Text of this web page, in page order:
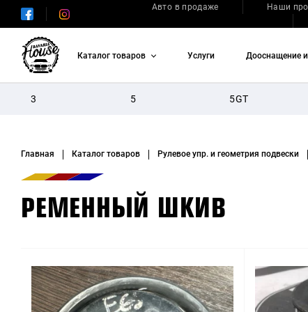
Авто в продаже Наши
Каталог товаров Услуги Дооснащение
3 5 5GT
Главная Каталог товаров Рулевое упр. и геометрия подвески
РЕМЕННЫЙ ШКИВ